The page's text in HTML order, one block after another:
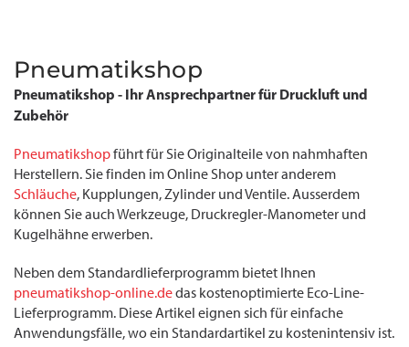
Pneumatikshop
Pneumatikshop - Ihr Ansprechpartner für Druckluft und
Zubehör
Pneumatikshopführt für Sie Originalteile von nahmhaften
Herstellern. Sie finden im Online Shop unter anderem
Schläuche, Kupplungen, Zylinder und Ventile. Ausserdem
können Sie auch Werkzeuge, Druckregler-Manometer und
Kugelhähne erwerben.
Neben dem Standardlieferprogramm bietet Ihnen
pneumatikshop-online.dedas kostenoptimierte Eco-Line-
Lieferprogramm. Diese Artikel eignen sich für einfache
Anwendungsfälle, wo ein Standardartikel zu kostenintensiv ist.